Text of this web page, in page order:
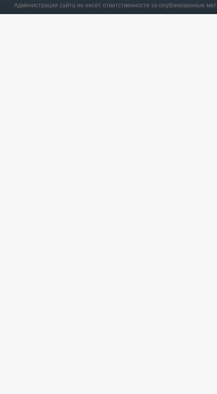
Администрация сайта не несет ответственности за опубликованные